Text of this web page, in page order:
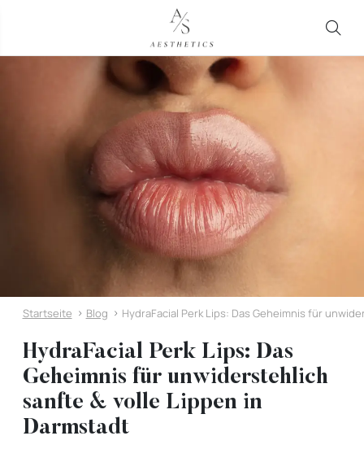
Startseite Blog HydraFacial Perk Lips: Das Geheimnis für
HydraFacial Perk Lips: Das
Geheimnis für unwiderstehlich
sanfte & volle Lippen in
Darmstadt